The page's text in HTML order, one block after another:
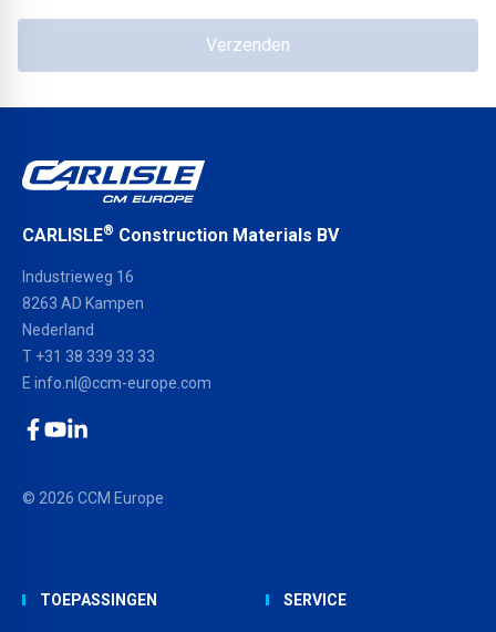
Verzenden
CARLISLE® Construction Materials BV
Industrieweg 16
8263 AD Kampen
Nederland
T +31 38 339 33 33
E info.nl@ccm-europe.com
© 2026 CCM Europe
TOEPASSINGEN SERVICE